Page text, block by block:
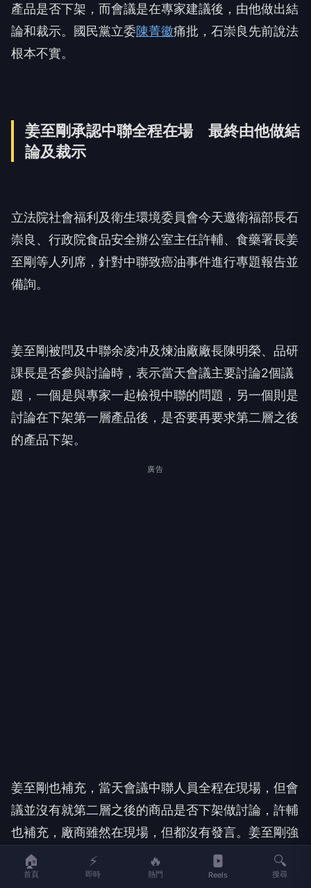
產品是否下架，而會議是在專家建議後，由他做出結
論和裁示。國民黨立委陳菁徽痛批，石崇良先前說法
根本不實。
姜至剛承認中聯全程在場 最終由他做結
論及裁示
立法院社會福利及衛生環境委員會今天邀衛福部長石
崇良、行政院食品安全辦公室主任許輔、食藥署長姜
至剛等人列席，針對中聯致癌油事件進行專題報告並
備詢。
姜至剛被問及中聯余凌冲及煉油廠廠長陳明榮、品研
課長是否參與討論時，表示當天會議主要討論2個議
題，一個是與專家一起檢視中聯的問題，另一個則是
討論在下架第一層產品後，是否要再要求第二層之後
的產品下架。
廣告
姜至剛也補充，當天會議中聯人員全程在現場，但會
議並沒有就第二層之後的商品是否下架做討論，許輔
也補充，廠商雖然在現場，但都沒有發言。姜至剛強
調，參考各國的做法，都是先下架第一層，當天專家
在會議後也得出這樣的共識，最後才由他做結論及裁
🏠
首頁
⚡
即時
🔥
熱門 Reels
🔍
搜尋